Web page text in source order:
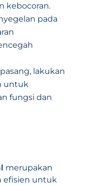
kebocoran.
pada
lakukan
untuk
fungsi dan
merupakan
efisien untuk